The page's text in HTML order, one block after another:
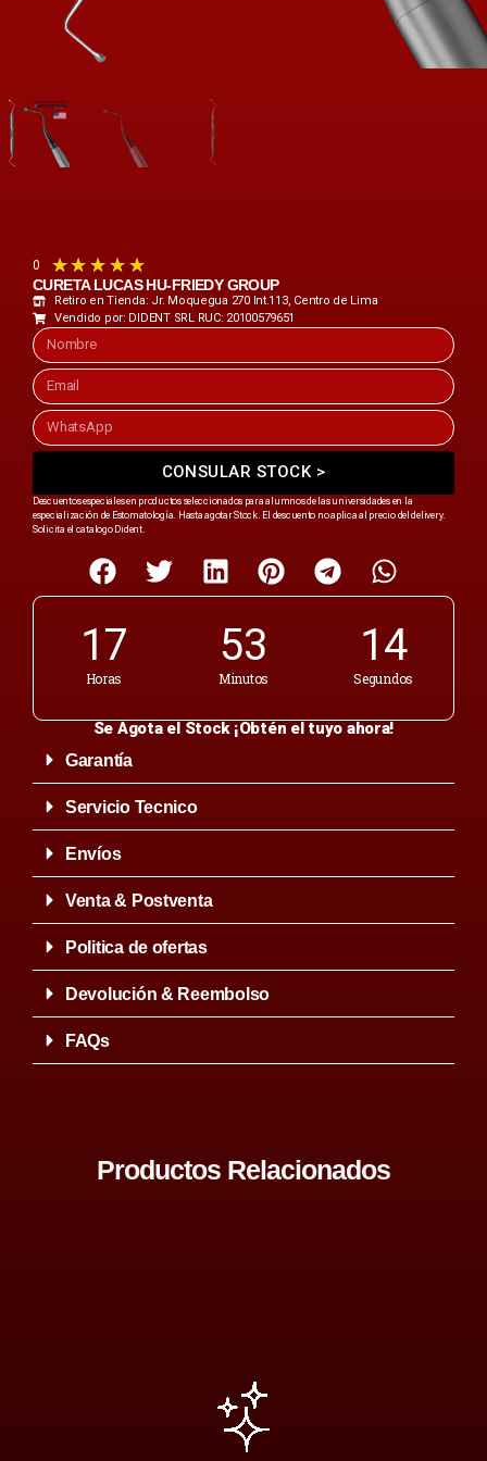
0 ★★ ★ ★ ★
CURETA LUCAS HU-FRIEDY GROUP
Retiro en Tienda: Jr. Moquegua 270 Int.113, Centro de Lima
Vendido por: DIDENT SRL RUC: 20100579651
CONSULAR STOCK >
Descuentos especiales en productos seleccionados para alumnos de las universidades en la
especialización de Estomatología. Hasta agotar Stock. El descuento no aplica al precio del delivery.
Solicita el catalogo Dident.
17
Horas
53
Minutos
14
Segundos
Se Agota el Stock ¡Obtén el tuyo ahora!
Garantía
Servicio Tecnico
Envíos
Venta & Postventa
Politica de ofertas
Devolución & Reembolso
FAQs
Productos Relacionados